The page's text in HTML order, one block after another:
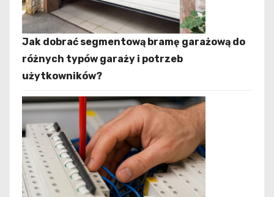
Jak dobrać segmentową bramę garażową do
różnych typów garaży i potrzeb
użytkowników?